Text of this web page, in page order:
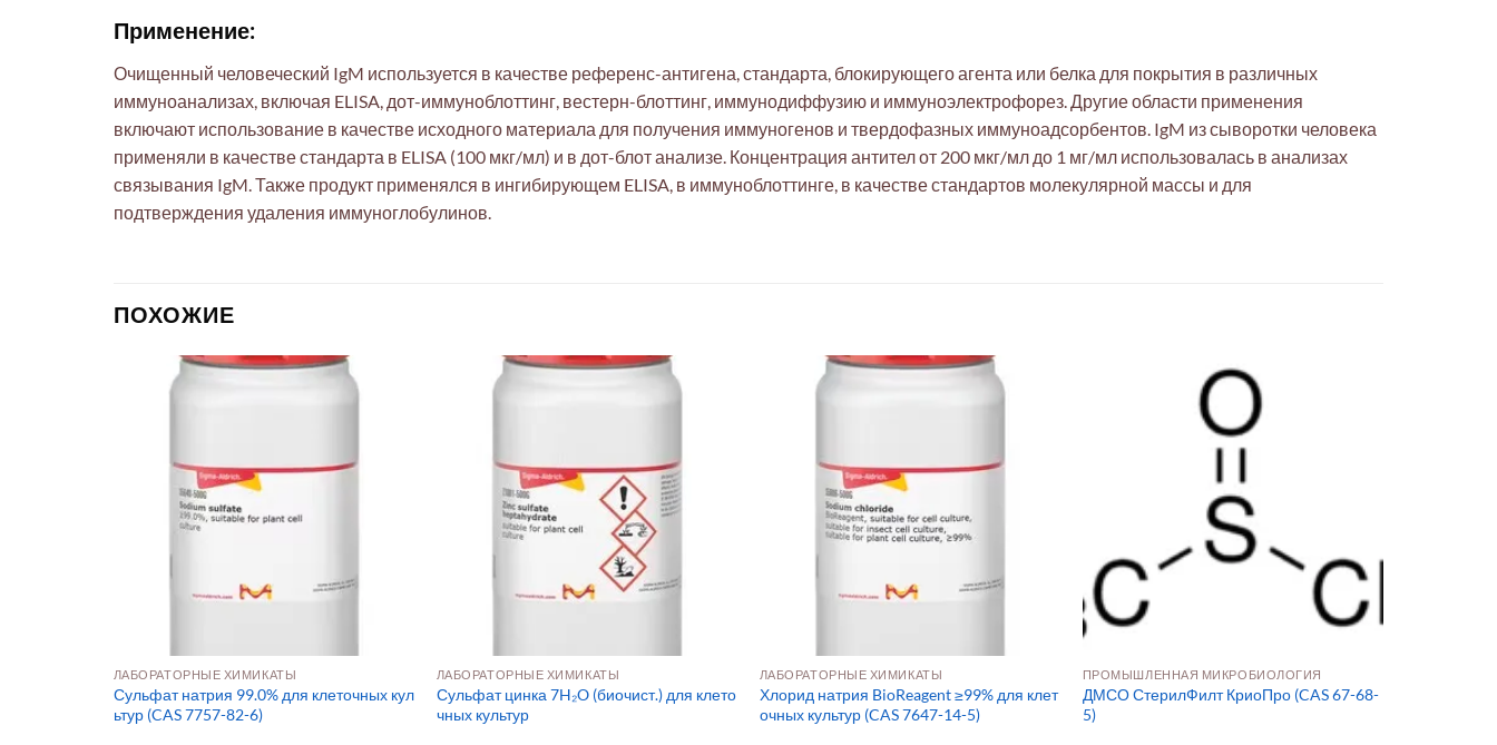
Применение:
Очищенный человеческий IgM используется в качестве референс-антигена, стандарта, блокирующего агента или белка для покрытия в различных
иммуноанализах, включая ELISA, дот-иммуноблоттинг, вестерн-блоттинг, иммунодиффузию и иммуноэлектрофорез. Другие области применения
включают использование в качестве исходного материала для получения иммуногенов и твердофазных иммуноадсорбентов. IgM из сыворотки человека
применяли в качестве стандарта в ELISA (100 мкг/мл) и в дот-блот анализе. Концентрация антител от 200 мкг/мл до 1 мг/мл использовалась в анализах
связывания IgM. Также продукт применялся в ингибирующем ELISA, в иммуноблоттинге, в качестве стандартов молекулярной массы и для
подтверждения удаления иммуноглобулинов.
ПОХОЖИЕ
ЛАБОРАТОРНЫЕ ХИМИКАТЫ
Сульфат натрия 99.0% для клеточных кул
ьтур (CAS 7757-82-6)
ЛАБОРАТОРНЫЕ ХИМИКАТЫ
Сульфат цинка 7H₂O (биочист.) для клето
чных культур
ЛАБОРАТОРНЫЕ ХИМИКАТЫ
Хлорид натрия BioReagent ≥99% для клет
очных культур (CAS 7647-14-5)
ПРОМЫШЛЕННАЯ МИКРОБИОЛОГИЯ
ДМСО СтерилФилт КриоПро (CAS 67-68-
5)